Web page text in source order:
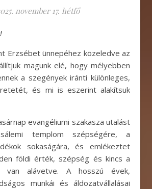
november 17. hétfő
Erzsébet ünnepéhez közeledve az
magunk elé, hogy mélyebben
a szegények iránti különleges,
és mi is eszerint alakítsuk
evangéliumi szakasza utalást
templom szépségére, a
sokaságára, és emlékeztet
földi érték, szépség és kincs a
van alávetve. A hosszú évek,
munkái és áldozatvállalásai